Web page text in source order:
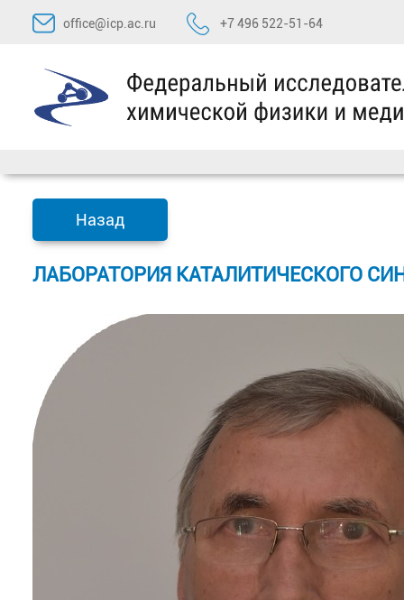
Перейти
содержимому
office@icp.ac.ru +7 496 522-51-64
Назад
ЛАБОРАТОРИЯ КАТАЛИТИЧЕСКОГО